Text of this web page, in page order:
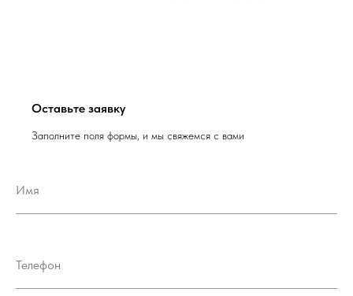
Оставьте заявку
Заполните поля формы, и мы свяжемся с вами